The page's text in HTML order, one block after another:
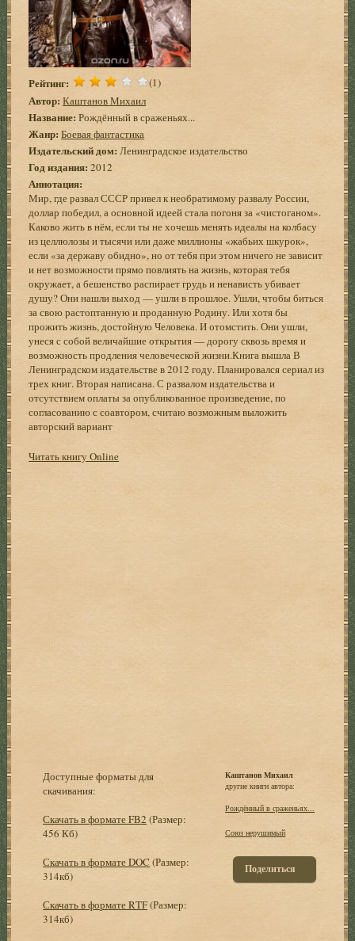
Рейтинг: (1)
Автор: Каштанов Михаил
Название: Рождённый в сраженьях...
Жанр: Боевая фантастика
Издательский дом: Ленинградское издательство
Год издания: 2012
Аннотация:
Мир, где развал СССР привел к необратимому развалу России,
доллар победил, а основной идеей стала погоня за «чистоганом».
Каково жить в нём, если ты не хочешь менять идеалы на колбасу
из целлюлозы и тысячи или даже миллионы «жабьих шкурок»,
если «за державу обидно», но от тебя при этом ничего не зависит
и нет возможности прямо повлиять на жизнь, которая тебя
окружает, а бешенство распирает грудь и ненависть убивает
душу? Они нашли выход — ушли в прошлое. Ушли, чтобы биться
за свою растоптанную и проданную Родину. Или хотя бы
прожить жизнь, достойную Человека. И отомстить. Они ушли,
унеся с собой величайшие открытия — дорогу сквозь время и
возможность продления человеческой жизни.Книга вышла В
Ленинградском издательстве в 2012 году. Планировался сериал из
трех книг. Вторая написана. С развалом издательства и
отсутствием оплаты за опубликованное произведение, по
согласованию с соавтором, считаю возможным выложить
авторский вариант
Читать книгу Online
Доступные форматы для
скачивания:
Скачать в формате FB2 (Размер:
456 Кб)
Скачать в формате DOC (Размер:
314кб)
Скачать в формате RTF(Размер:
314кб)
Каштанов Михаил
другие книги автора:
Рождённый в сраженьях...
Союз нерушимый
Поделиться